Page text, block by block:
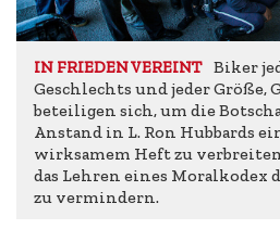
IN FRIEDEN VEREINT
Biker
Geschlechts und jeder Größe,
beteiligen sich, um die
Anstand in L. Ron Hubbards
wirksamem Heft zu verbreiten,
das Lehren eines Moralkodex
zu vermindern.